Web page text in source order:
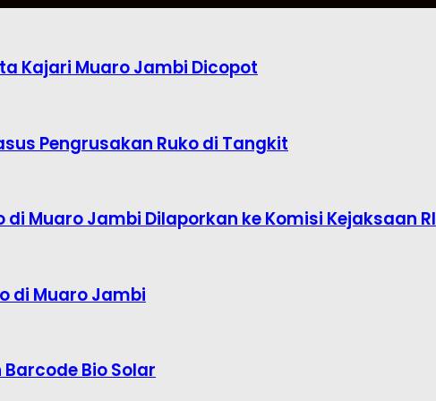
Kajari Muaro Jambi Dicopot
Pengrusakan Ruko di Tangkit
Muaro Jambi Dilaporkan ke Komisi Kejaksaan RI
di Muaro Jambi
Bio Solar